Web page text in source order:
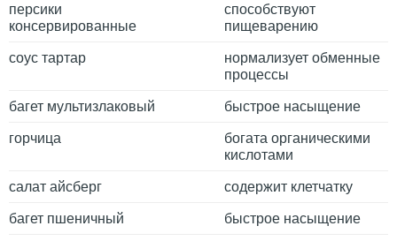
персики
консервированные
способствуют
пищеварению
соус тартар
нормализует обменные
процессы
багет мультизлаковый быстрое насыщение
горчица
богата органическими
кислотами
салат айсберг содержит клетчатку
багет пшеничный быстрое насыщение